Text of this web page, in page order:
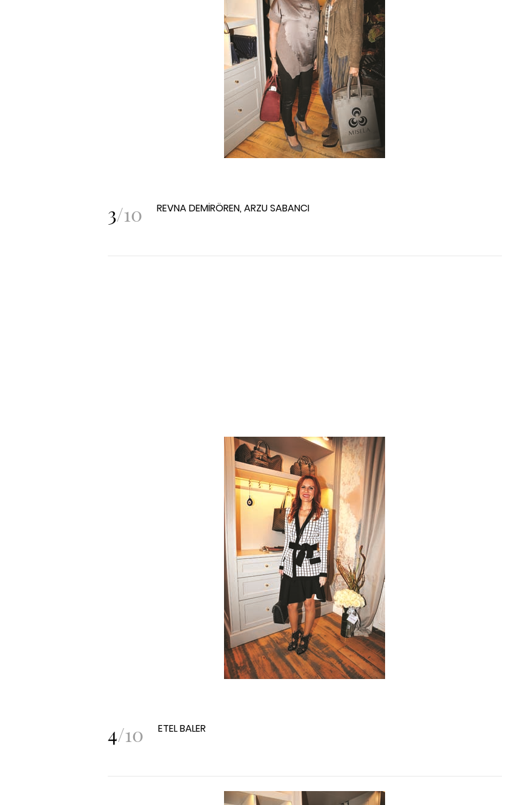
3/10 REVNA DEMİRÖREN, ARZU SABANCI
4/10 ETEL BALER